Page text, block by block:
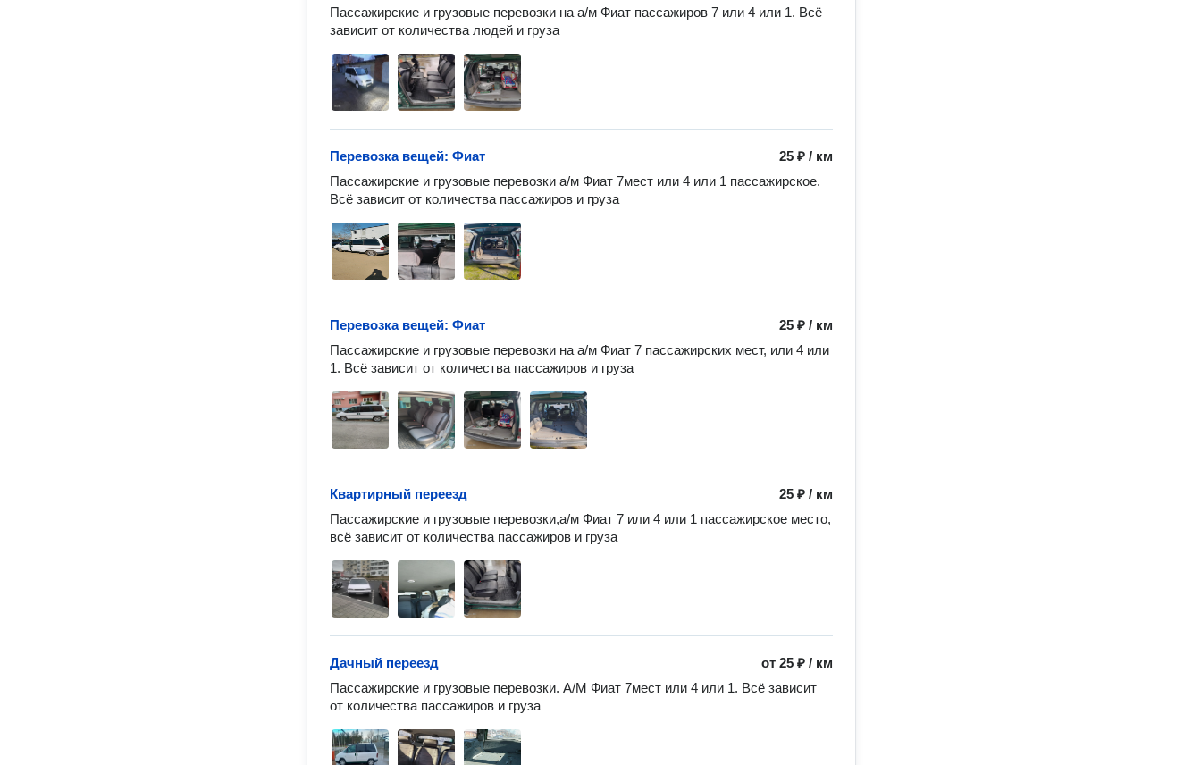
Пассажирские и грузовые перевозки на а/м Фиат пассажиров 7 или 4 или 1. Всё
зависит от количества людей и груза
25 ₽ / км
Перевозка вещей: Фиат
Пассажирские и грузовые перевозки а/м Фиат 7мест или 4 или 1 пассажирское.
Всё зависит от количества пассажиров и груза
25 ₽ / км
Перевозка вещей: Фиат
Пассажирские и грузовые перевозки на а/м Фиат 7 пассажирских мест, или 4 или
1. Всё зависит от количества пассажиров и груза
25 ₽ / км
Квартирный переезд
Пассажирские и грузовые перевозки,a/м Фиат 7 или 4 или 1 пассажирское место,
всё зависит от количества пассажиров и груза
от25 ₽ / км
Дачный переезд
Пассажирские и грузовые перевозки. А/М Фиат 7мест или 4 или 1. Всё зависит
от количества пассажиров и груза